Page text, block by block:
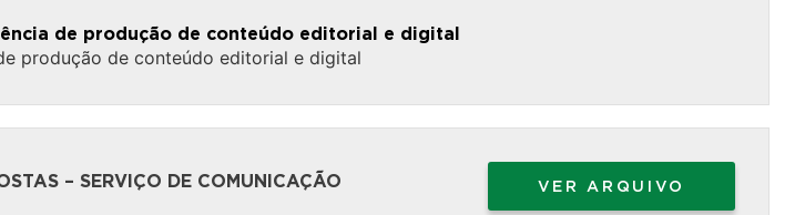
de produção de conteúdo editorial e digital
produção de conteúdo editorial e digital
– SERVIÇO DE COMUNICAÇÃO
VER ARQUIVO